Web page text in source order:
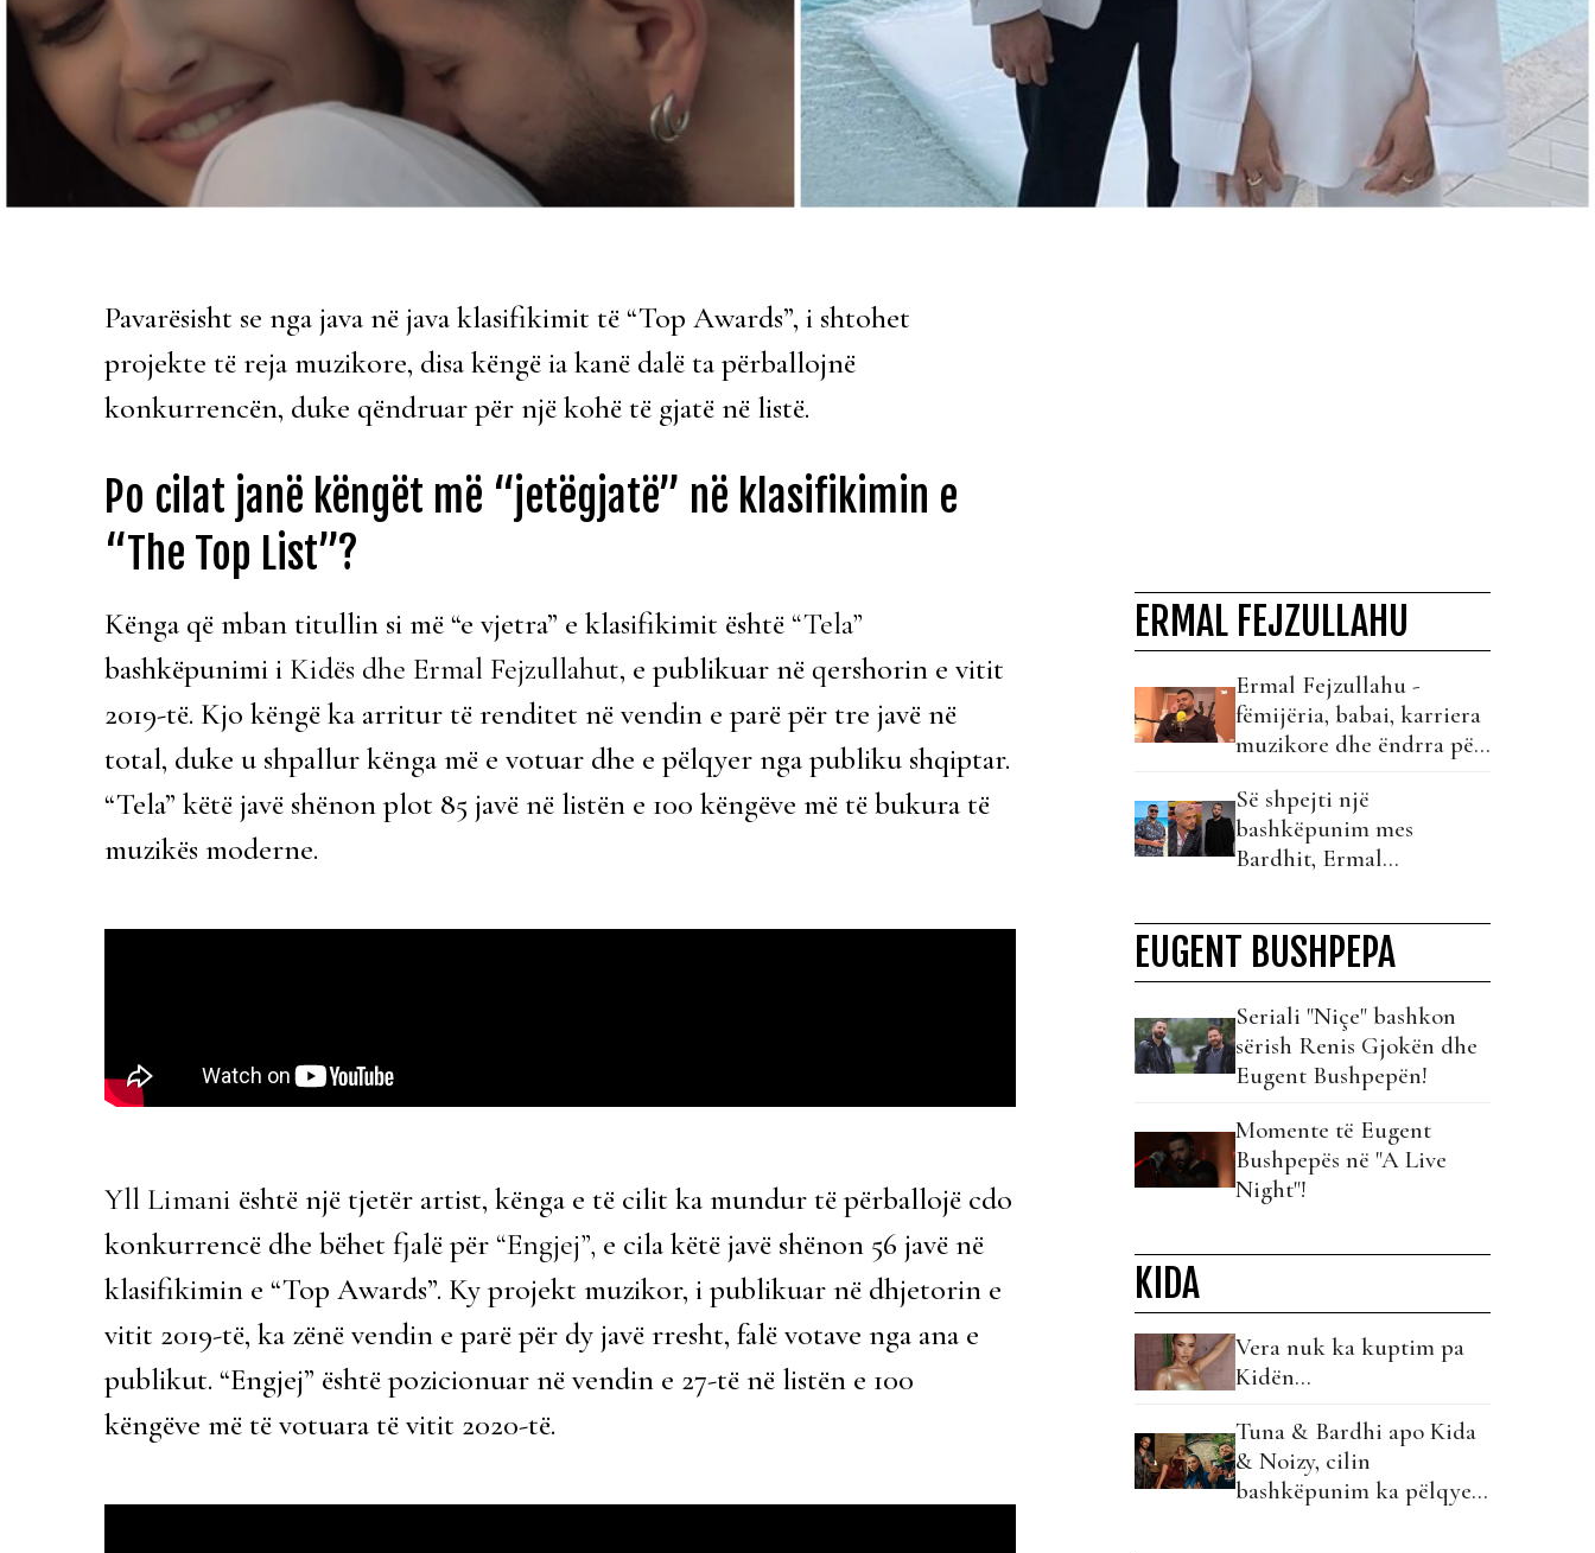
Pavarësisht se nga java në java klasifikimit të “Top Awards”, i shtohet
projekte të reja muzikore, disa këngë ia kanë dalë ta përballojnë
konkurrencën, duke qëndruar për një kohë të gjatë në listë.
Po cilat janë këngët më “jetëgjatë” në klasifikimin e
“The Top List”?
Kënga që mban titullin si më “e vjetra” e klasifikimit është “Tela”
bashkëpunimi i Kidës dhe Ermal Fejzullahut, e publikuar në qershorin e vitit
2019-të. Kjo këngë ka arritur të renditet në vendin e parë për tre javë në
total, duke u shpallur kënga më e votuar dhe e pëlqyer nga publiku shqiptar.
“Tela” këtë javë shënon plot 85 javë në listën e 100 këngëve më të bukura të
muzikës moderne.
Yll Limani është një tjetër artist, kënga e të cilit ka mundur të përballojë cdo
konkurrencë dhe bëhet fjalë për “Engjej”, e cila këtë javë shënon 56 javë në
klasifikimin e “Top Awards”. Ky projekt muzikor, i publikuar në dhjetorin e
vitit 2019-të, ka zënë vendin e parë për dy javë rresht, falë votave nga ana e
publikut. “Engjej” është pozicionuar në vendin e 27-të në listën e 100
këngëve më të votuara të vitit 2020-të.
ERMAL FEJZULLAHU
Ermal Fejzullahu -
fëmijëria, babai, karriera
muzikore dhe ëndrra për
Së shpejti një
bashkëpunim mes
Bardhit, Ermal
EUGENT BUSHPEPA
Seriali "Niçe" bashkon
sërish Renis Gjokën dhe
Eugent Bushpepën!
Momente të Eugent
Bushpepës në "A Live
Night"!
KIDA
Vera nuk ka kuptim pa
Kidën…
Tuna & Bardhi apo Kida
& Noizy, cilin
bashkëpunim ka pëlqyer